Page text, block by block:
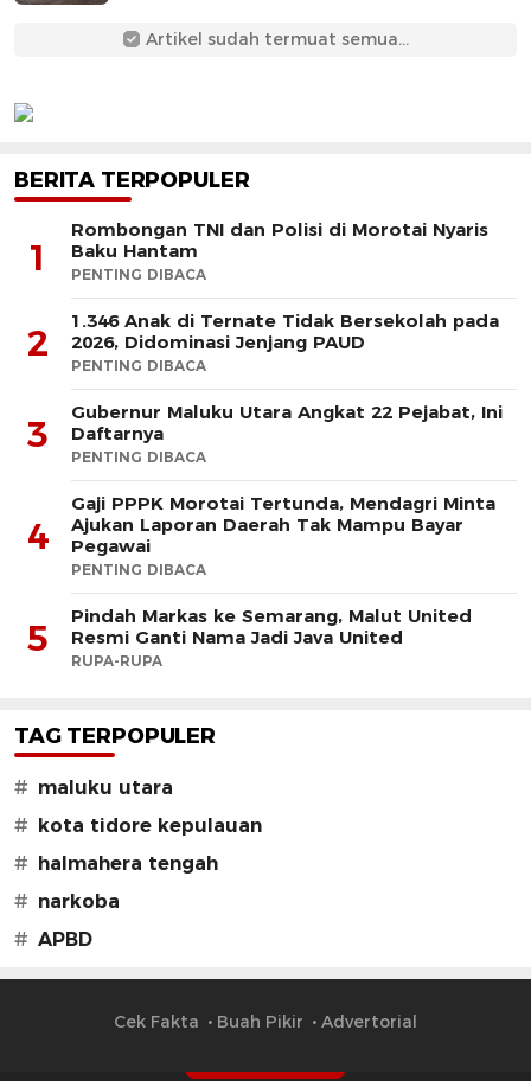
Artikel sudah termuat semua...
BERITA TERPOPULER
1
Rombongan TNI dan Polisi di Morotai Nyaris
Baku Hantam
PENTING DIBACA
2
1.346 Anak di Ternate Tidak Bersekolah pada
2026, Didominasi Jenjang PAUD
PENTING DIBACA
3
Gubernur Maluku Utara Angkat 22 Pejabat, Ini
Daftarnya
PENTING DIBACA
4
Gaji PPPK Morotai Tertunda, Mendagri Minta
Ajukan Laporan Daerah Tak Mampu Bayar
Pegawai
PENTING DIBACA
5
Pindah Markas ke Semarang, Malut United
Resmi Ganti Nama Jadi Java United
RUPA-RUPA
TAG TERPOPULER
# maluku utara
# kota tidore kepulauan
# halmahera tengah
# narkoba
# APBD
Cek Fakta Buah Pikir Advertorial